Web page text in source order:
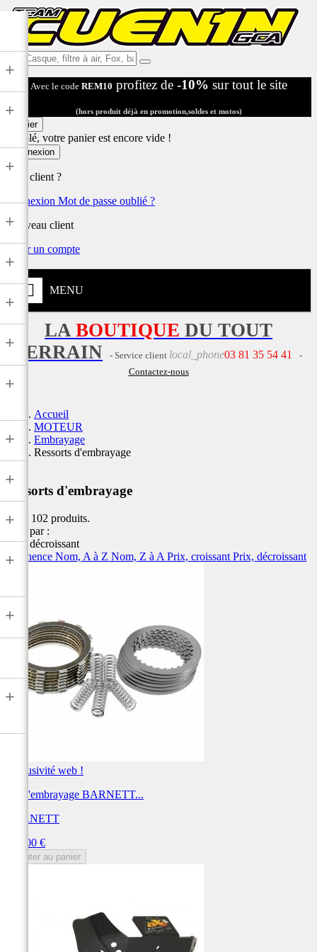
Ex:
Casque,
filtre
air,
Fox,
...
Avec le code REM10 profitez de -10% sur tout le site
(hors produit déjà en promotion,soldes et motos)
Panier
Désolé, votre panier est encore vide !
Connexion
Déjà client ?
Connexion Mot de passe oublié ?
Nouveau client
Créer un compte
MENU
+
+
+
+
+
+
+
+
+
+
+
+
+
+
LA BOUTIQUE DU TOUT
TERRAIN
- Service client local_phone03 81 35 54 41
-
Contactez-nous
Accueil
MOTEUR
Embrayage
Ressorts d'embrayage
Ressorts d'embrayage
Il y a 102 produits.
Trier par :
Prix, décroissant
Pertinence Nom, A à Z Nom, Z à A Prix, croissant Prix, décroissant
Exclusivité web !
Kit d'embrayage BARNETT...
BARNETT
306,00 €
Ajouter au panier